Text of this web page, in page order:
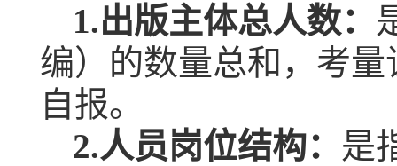
1.出版主体总人数：
编）的数量总和，考
自报。
2.人员岗位结构： 是